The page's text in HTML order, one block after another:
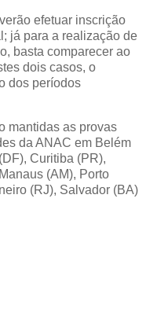
efetuar inscrição
já para a realização de
basta comparecer ao
dois casos, o
dos períodos
mantidas as provas
da ANAC em Belém
Curitiba (PR),
(AM), Porto
(RJ), Salvador (BA)